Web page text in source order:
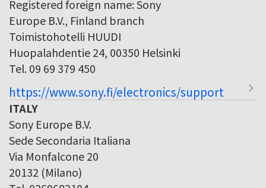
Registered foreign name: Sony
Europe B.V., Finland branch
Toimistohotelli HUUDI
Huopalahdentie 24, 00350 Helsinki
Tel. 09 69 379 450
https://www.sony.fi/electronics/support
ITALY
Sony Europe B.V.
Sede Secondaria Italiana
Via Monfalcone 20
20132 (Milano)